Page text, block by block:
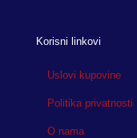
Korisni linkovi
Uslovi kupovine
Politika privatnosti
O nama